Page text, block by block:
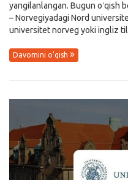
yangilanlangan. Bugun oʻqish
– Norvegiyadagi Nord
universitet norveg yoki ingliz
Davomini o'qish